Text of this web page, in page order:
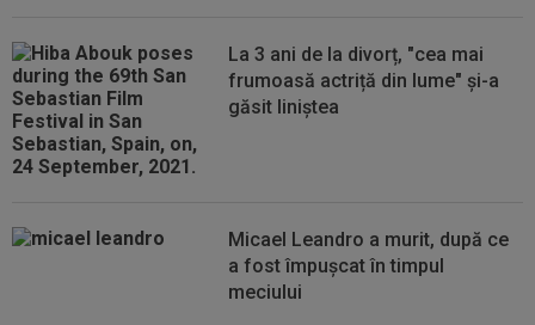
00:22 EXCLUSIV
Gică Craioveanu a dat declarația
serii, după KuPS - Craiova: ”Știi cine mă...
00:12
Barcelona, 180 de milioane de euro pentru
Rodri!
La 3 ani de la divorț, "cea mai
frumoasă actriță din lume" și-a
găsit liniștea
Micael Leandro a murit, după ce
a fost împușcat în timpul
meciului